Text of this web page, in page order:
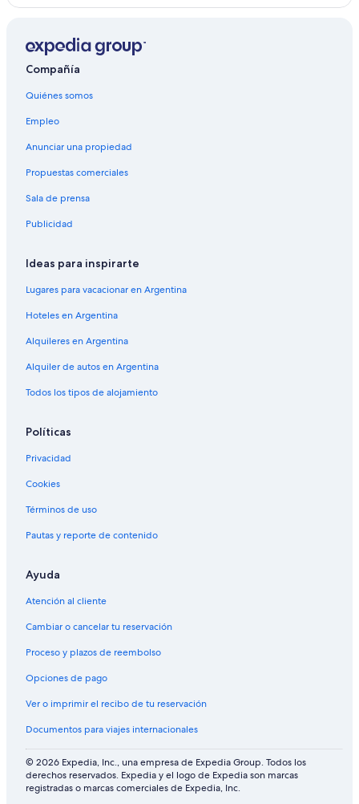
Compañía
Quiénes somos
Empleo
Anunciar una propiedad
Propuestas comerciales
Sala de prensa
Publicidad
Ideas para inspirarte
Lugares para vacacionar en Argentina
Hoteles en Argentina
Alquileres en Argentina
Alquiler de autos en Argentina
Todos los tipos de alojamiento
Políticas
Privacidad
Cookies
Términos de uso
Pautas y reporte de contenido
Ayuda
Atención al cliente
Cambiar o cancelar tu reservación
Proceso y plazos de reembolso
Opciones de pago
Ver o imprimir el recibo de tu reservación
Documentos para viajes internacionales
© 2026 Expedia, Inc., una empresa de Expedia Group. Todos los
derechos reservados. Expedia y el logo de Expedia son marcas
registradas o marcas comerciales de Expedia, Inc.